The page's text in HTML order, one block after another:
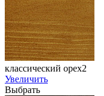
классический орех2
Увеличить
Выбрать